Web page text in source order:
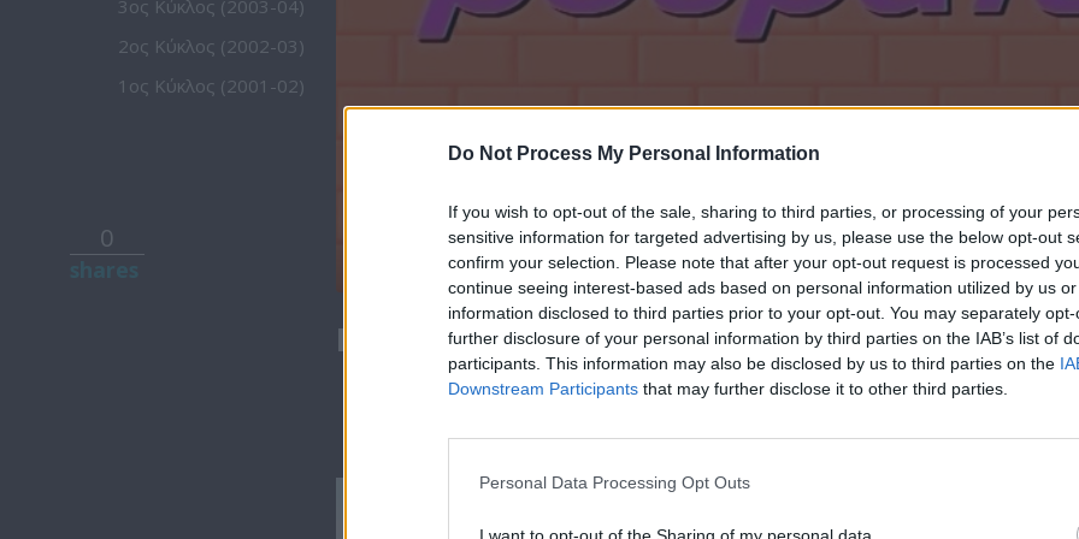
Do Not Process My Personal Information
If you wish to opt-out of the sale, sharing to third parties, or processing of your
sensitive information for targeted advertising by us, please use the below opt-out
confirm your selection. Please note that after your opt-out request is processed
continue seeing interest-based ads based on personal information utilized by us
information disclosed to third parties prior to your opt-out. You may separately
further disclosure of your personal information by third parties on the IAB’s list of
participants. This information may also be disclosed by us to third parties on the
Downstream Participants that may further disclose it to other third parties.
Personal Data Processing Opt Outs
I want to opt-out of the Sharing of my personal data.
3ος Κύκλος (2003-04)
2ος Κύκλος (2002-03)
1ος Κύκλος (2001-02)
0
Βουράτε Γειτόνοι (1ος κύκλος) Επ.55